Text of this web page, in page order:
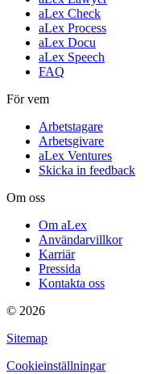
aLex Check
aLex Process
aLex Docu
aLex Speech
FAQ
För vem
Arbetstagare
Arbetsgivare
aLex Ventures
Skicka in feedback
Om oss
Om aLex
Användarvillkor
Karriär
Pressida
Kontakta oss
© 2026
Sitemap
Cookieinställningar